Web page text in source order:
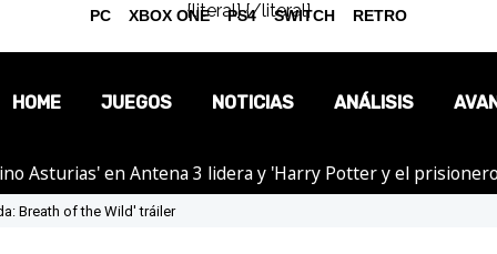
{literal}{/literal}
HOME JUEGOS NOTICIAS
OPINIÓN
ANÁLISIS
Asturias' en Antena 3 lidera y 'Harry Potter y el
Breath of the Wild' tráiler
PC XBOX ONE PS4 SWITCH RETRO